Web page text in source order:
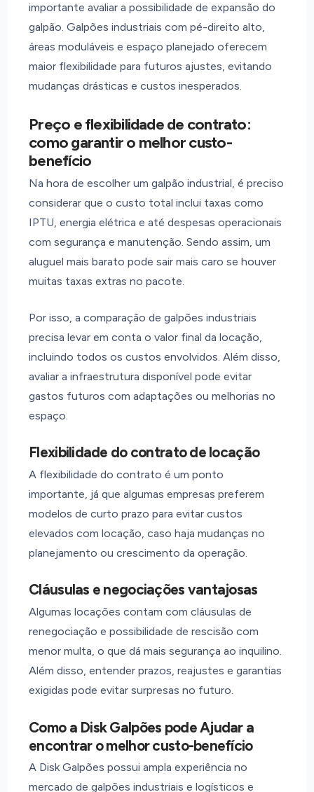
importante avaliar a possibilidade de expansão do
galpão. Galpões industriais com pé-direito alto,
áreas moduláveis e espaço planejado oferecem
maior flexibilidade para futuros ajustes, evitando
mudanças drásticas e custos inesperados.
Preço e flexibilidade de contrato:
como garantir o melhor custo-
benefício
Na hora de escolher um galpão industrial, é preciso
considerar que o custo total inclui taxas como
IPTU, energia elétrica e até despesas operacionais
com segurança e manutenção. Sendo assim, um
aluguel mais barato pode sair mais caro se houver
muitas taxas extras no pacote.
Por isso, a comparação de galpões industriais
precisa levar em conta o valor final da locação,
incluindo todos os custos envolvidos. Além disso,
avaliar a infraestrutura disponível pode evitar
gastos futuros com adaptações ou melhorias no
espaço.
Flexibilidade do contrato de locação
A flexibilidade do contrato é um ponto
importante, já que algumas empresas preferem
modelos de curto prazo para evitar custos
elevados com locação, caso haja mudanças no
planejamento ou crescimento da operação.
Cláusulas e negociações vantajosas
Algumas locações contam com cláusulas de
renegociação e possibilidade de rescisão com
menor multa, o que dá mais segurança ao inquilino.
Além disso, entender prazos, reajustes e garantias
exigidas pode evitar surpresas no futuro.
Como a Disk Galpões pode Ajudar a
encontrar o melhor custo-benefício
A Disk Galpões possui ampla experiência no
mercado de galpões industriais e logísticos e